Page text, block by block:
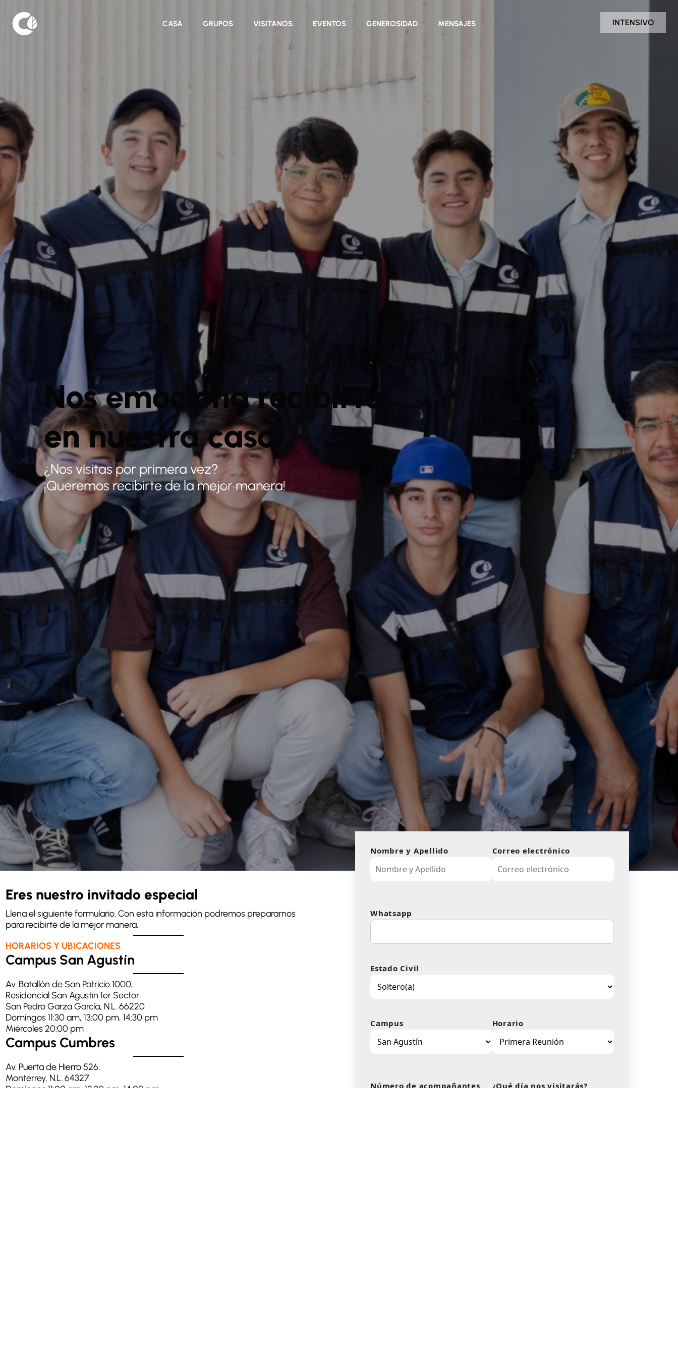
CASA GRUPOS VISITANOS EVENTOS GENEROSIDAD MENSAJES INTENSIVO
Nos emociona recibirte
en nuestra casa
¿Nos visitas por primera vez?
¡Queremos recibirte de la mejor manera!
Eres nuestro invitado especial
Llena el siguiente formulario. Con esta información podremos prepararnos
para recibirte de la mejor manera.
HORARIOS Y UBICACIONES
Campus San Agustín
Av. Batallón de San Patricio 1000,
Residencial San Agustín 1er Sector
San Pedro Garza García, N.L. 66220
Domingos 11:30 am, 13:00 pm, 14:30 pm
Miércoles 20:00 pm
Campus Cumbres
Av. Puerta de Hierro 526,
Monterrey, N.L. 64327
Domingos 11:00 am, 12:30 pm, 14:00 pm
Nombre y Apellido Correo electrónico
Whatsapp
Estado Civil
Campus Horario
Número de acompañantes ¿Qué día nos visitarás?